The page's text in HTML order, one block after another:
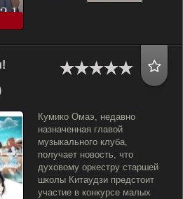
Кумико Омаэ, недавно
назначенная главой
музыкального клуба,
получает новость, что
духовому оркестру старшей
школы Китаудзи предстоит
участие в конкурсе малых